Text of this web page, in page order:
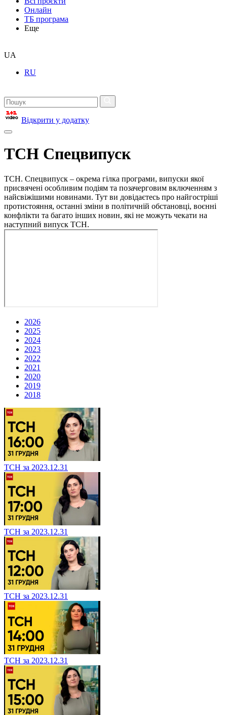
Онлайн
ТБ програма
Еще
UA
RU
Відкрити у додатку
ТСН Спецвипуск
ТСН. Спецвипуск – окрема гілка програми, випуски якої
присвячені особливим подіям та позачерговим включенням з
найсвіжішими новинами. Тут ви довідаєтесь про найгостріші
протистояння, останні зміни в політичній обстановці, воєнні
конфлікти та багато інших новин, які не можуть чекати на
наступний випуск ТСН.
2026
2025
2024
2023
2022
2021
2020
2019
2018
ТСН за 2023.12.31
ТСН за 2023.12.31
ТСН за 2023.12.31
ТСН за 2023.12.31